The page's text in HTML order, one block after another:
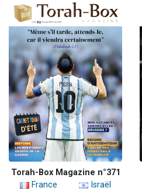
Torah-Box Magazine n°371
France
Israël